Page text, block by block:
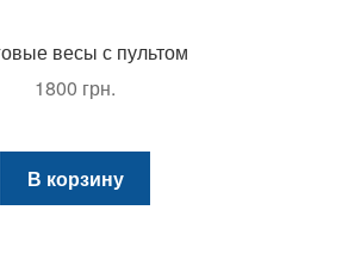
весы с пультом
1800 грн.
В корзину